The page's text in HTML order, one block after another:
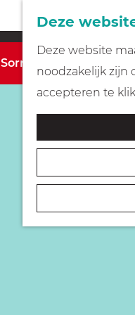
Deze
Deze website
noodzakelijk zijn
accepteren te
Sorry, deze activiteit